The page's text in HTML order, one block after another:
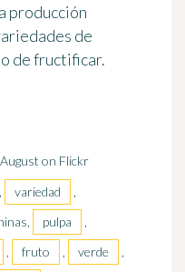
producción
de
de fructificar.
on Flickr
, variedad
,
pulpa
,
, fruto , verde
,